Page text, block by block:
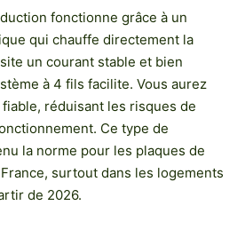
fonctionne grâce à un
qui chauffe directement la
un courant stable et bien
à 4 fils facilite. Vous aurez
réduisant les risques de
Ce type de
la norme pour les plaques de
surtout dans les logements
de 2026.